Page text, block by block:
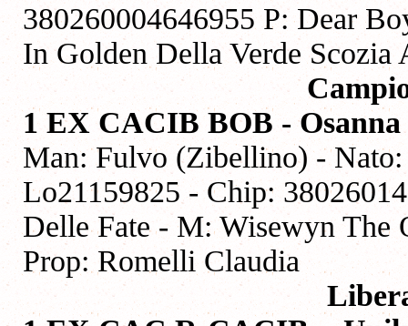
380260004646955 P: Dear
In Golden Della Verde
1 EX CACIB BOB -
Man: Fulvo (Zibellino) -
Lo21159825 - Chip:
Delle Fate - M: Wisewyn
Prop: Romelli Claudia